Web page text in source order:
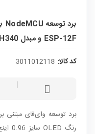
ESP-12F و مبدل CH340 دارای کانکتور USB Type-C
کد کالا: 3011012118